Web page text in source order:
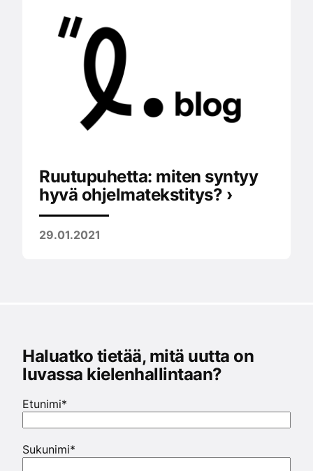
Ruutupuhetta: miten syntyy
hyvä ohjelmatekstitys? ›
29.01.2021
Haluatko tietää, mitä uutta on
luvassa kielenhallintaan?
Etunimi*
Sukunimi*